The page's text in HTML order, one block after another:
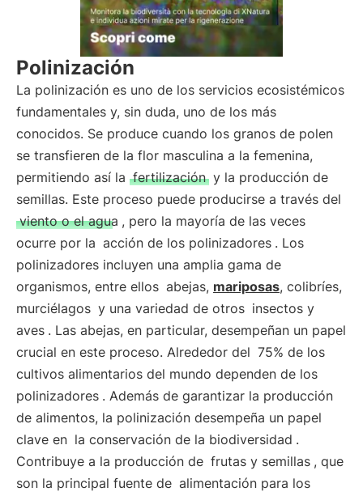
Polinización
La polinización es uno de los servicios ecosistémicos
fundamentales y, sin duda, uno de los más
conocidos. Se produce cuando los granos de polen
se transfieren de la flor masculina a la femenina,
permitiendo así la fertilización y la producción de
semillas. Este proceso puede producirse a través del
viento o el agua , pero la mayoría de las veces
ocurre por la acción de los polinizadores . Los
polinizadores incluyen una amplia gama de
organismos, entre ellos abejas, mariposas, colibríes,
murciélagos y una variedad de otros insectos y
aves . Las abejas, en particular, desempeñan un papel
crucial en este proceso. Alrededor del 75% de los
cultivos alimentarios del mundo dependen de los
polinizadores . Además de garantizar la producción
de alimentos, la polinización desempeña un papel
clave en la conservación de la biodiversidad .
Contribuye a la producción de frutas y semillas , que
son la principal fuente de alimentación para los